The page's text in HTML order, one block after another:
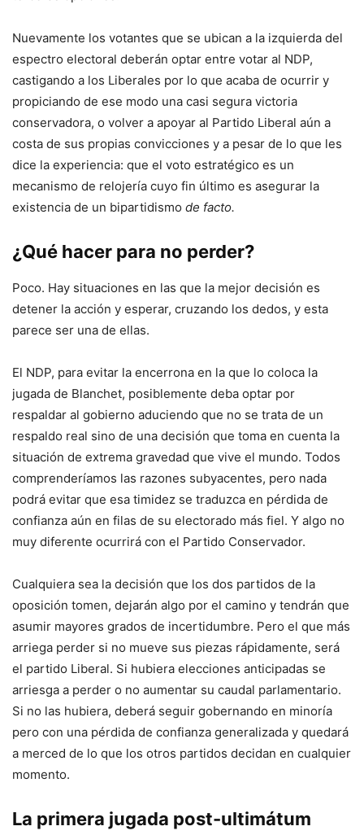
Nuevamente los votantes que se ubican a la izquierda del
espectro electoral deberán optar entre votar al NDP,
castigando a los Liberales por lo que acaba de ocurrir y
propiciando de ese modo una casi segura victoria
conservadora, o volver a apoyar al Partido Liberal aún a
costa de sus propias convicciones y a pesar de lo que les
dice la experiencia: que el voto estratégico es un
mecanismo de relojería cuyo fin último es asegurar la
existencia de un bipartidismo de facto.
¿Qué hacer para no perder?
Poco. Hay situaciones en las que la mejor decisión es
detener la acción y esperar, cruzando los dedos, y esta
parece ser una de ellas.
El NDP, para evitar la encerrona en la que lo coloca la
jugada de Blanchet, posiblemente deba optar por
respaldar al gobierno aduciendo que no se trata de un
respaldo real sino de una decisión que toma en cuenta la
situación de extrema gravedad que vive el mundo. Todos
comprenderíamos las razones subyacentes, pero nada
podrá evitar que esa timidez se traduzca en pérdida de
confianza aún en filas de su electorado más fiel. Y algo no
muy diferente ocurrirá con el Partido Conservador.
Cualquiera sea la decisión que los dos partidos de la
oposición tomen, dejarán algo por el camino y tendrán que
asumir mayores grados de incertidumbre. Pero el que más
arriega perder si no mueve sus piezas rápidamente, será
el partido Liberal. Si hubiera elecciones anticipadas se
arriesga a perder o no aumentar su caudal parlamentario.
Si no las hubiera, deberá seguir gobernando en minoría
pero con una pérdida de confianza generalizada y quedará
a merced de lo que los otros partidos decidan en cualquier
momento.
La primera jugada post-ultimátum